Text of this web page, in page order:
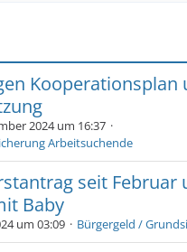
Kooperationsplan
2024 um 16:37
Arbeitsuchende
seit Februar
Baby
um 03:09 Bürgergeld /